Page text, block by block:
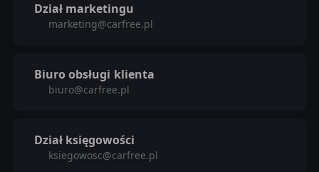
Dział marketingu
marketing@carfree.pl
Biuro obsługi klienta
biuro@carfree.pl
Dział księgowości
ksiegowosc@carfree.pl